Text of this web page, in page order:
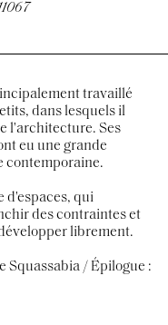
travaillé
dans lesquels il
l'architecture. Ses
eu une grande
contemporaine.
d'espaces, qui
des contraintes et
librement.
Squassabia / Épilogue :